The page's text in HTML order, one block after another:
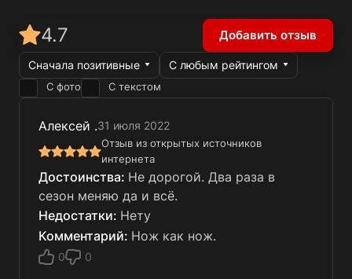
Сначала позитивные С любым рейтингом
С фото С текстом
Алексей .31 июля 2022
Отзыв из открытых источников
интернета
Не дорогой. Два раза в
сезон меняю да и всё.
Нету
Нож как нож.
0 0
4.7 Добавить отзыв